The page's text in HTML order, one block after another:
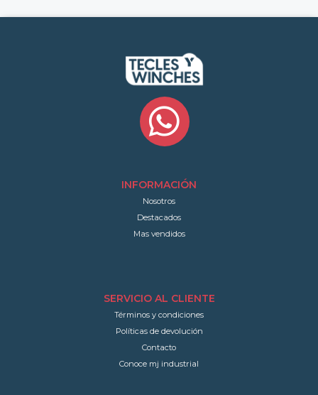
INFORMACIÓN
Nosotros
Destacados
Mas vendidos
SERVICIO AL CLIENTE
Términos y condiciones
Políticas de devolución
Contacto
Conoce mj industrial